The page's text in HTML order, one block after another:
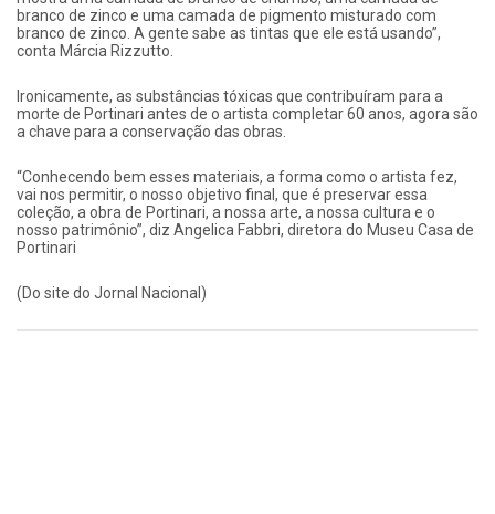
branco de zinco e uma camada de pigmento misturado com
branco de zinco. A gente sabe as tintas que ele está usando”,
conta Márcia Rizzutto.
Ironicamente, as substâncias tóxicas que contribuíram para a
morte de Portinari antes de o artista completar 60 anos, agora são
a chave para a conservação das obras.
“Conhecendo bem esses materiais, a forma como o artista fez,
vai nos permitir, o nosso objetivo final, que é preservar essa
coleção, a obra de Portinari, a nossa arte, a nossa cultura e o
nosso patrimônio”, diz Angelica Fabbri, diretora do Museu Casa de
Portinari
(Do site do Jornal Nacional)